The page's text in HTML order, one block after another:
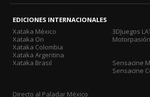
EDICIONES INTERNACIONALES
Xataka México
Xataka On
Xataka Colombia
Xataka Argentina
Xataka Brasil
3DJuegos
Sensacine
Sensacine
Directo al Paladar México